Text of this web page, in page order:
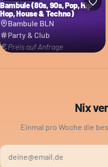
Bambule (80s, 90s, Pop, Hip
Hop, House & Techno)
Bambule BLN
Party & Club
Preis auf Anfrage
Nix
Einmal pro Woche die